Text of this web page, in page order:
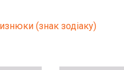
(знак зодіаку)